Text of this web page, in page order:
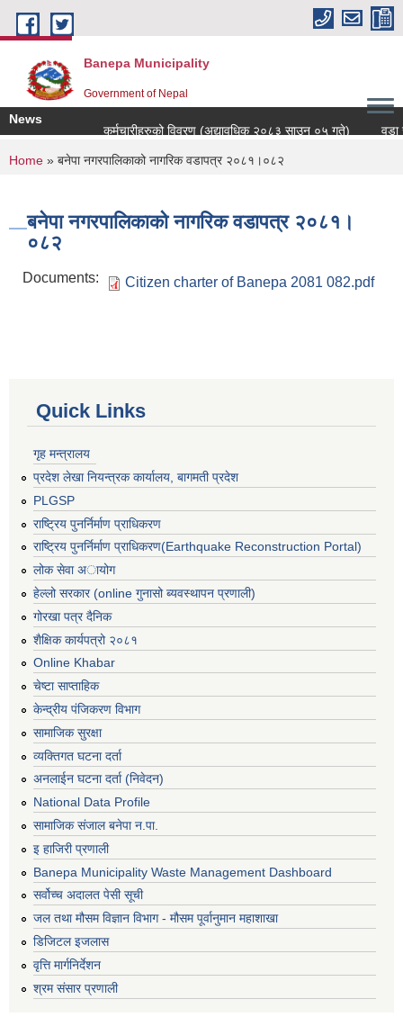
Skip to main content
Banepa Municipality
Government of Nepal
News
कर्मचारीहरुको विवरण (अद्यावधिक २०८३ साउन ०५ गते)
वडा
You are here
Home » बनेपा नगरपालिकाको नागरिक वडापत्र २०८१।०८२
बनेपा नगरपालिकाको नागरिक वडापत्र २०८१।
०८२
Documents: Citizen charter of Banepa 2081 082.pdf
Quick Links
गृह मन्त्रालय
प्रदेश लेखा नियन्त्रक कार्यालय, बागमती प्रदेश
PLGSP
राष्ट्रिय पुनर्निर्माण प्राधिकरण
राष्ट्रिय पुनर्निर्माण प्राधिकरण(Earthquake Reconstruction Portal)
लोक सेवा अायोग
हेल्लो सरकार (online गुनासो ब्यवस्थापन प्रणाली)
गोरखा पत्र दैनिक
शैक्षिक कार्यपत्रो २०८१
Online Khabar
चेष्टा साप्ताहिक
केन्द्रीय पंजिकरण विभाग
सामाजिक सुरक्षा
व्यक्तिगत घटना दर्ता
अनलाईन घटना दर्ता (निवेदन)
National Data Profile
सामाजिक संजाल बनेपा न.पा.
इ हाजिरी प्रणाली
Banepa Municipality Waste Management Dashboard
सर्वोच्च अदालत पेसी सूची
जल तथा मौसम विज्ञान विभाग - मौसम पूर्वानुमान महाशाखा
डिजिटल इजलास
वृत्ति मार्गनिर्देशन
श्रम संसार प्रणाली